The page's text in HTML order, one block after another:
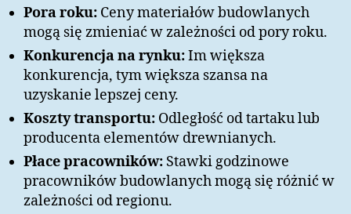
Pora roku: Ceny materiałów budowlanych
mogą się zmieniać w zależności od pory roku.
Konkurencja na rynku:Im większa
konkurencja, tym większa szansa na
uzyskanie lepszej ceny.
Koszty transportu: Odległość od tartaku lub
producenta elementów drewnianych.
Płace pracowników: Stawki godzinowe
pracowników budowlanych mogą się różnić w
zależności od regionu.